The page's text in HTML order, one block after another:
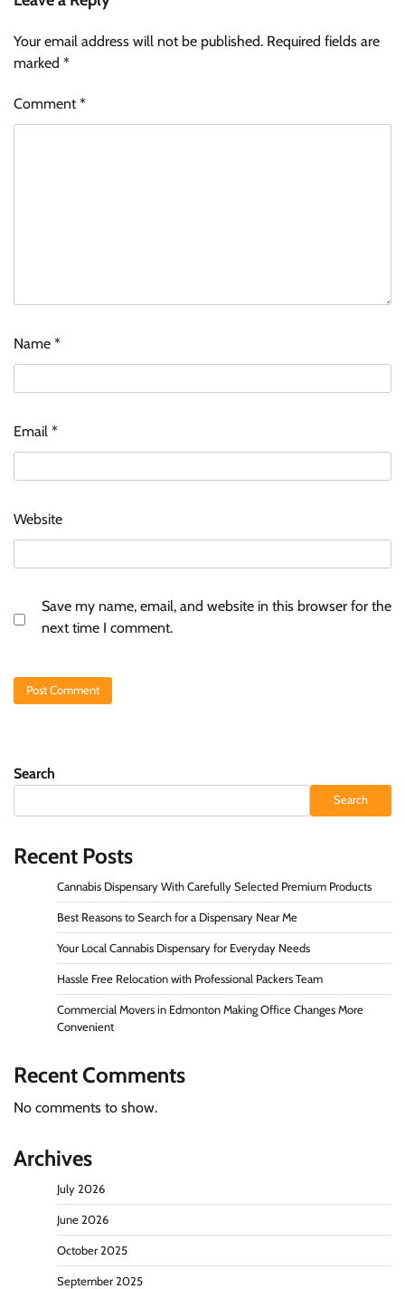
Your email address will not be published. Required fields are
marked *
Comment*
Name *
Email *
Website
Save my name, email, and website in this browser for the
next time I comment.
Search
Search
Recent Posts
Cannabis Dispensary With Carefully Selected Premium Products
Best Reasons to Search for a Dispensary Near Me
Your Local Cannabis Dispensary for Everyday Needs
Hassle Free Relocation with Professional Packers Team
Commercial Movers in Edmonton Making Office Changes More
Convenient
Recent Comments
No comments to show.
Archives
July 2026
June 2026
October 2025
September 2025